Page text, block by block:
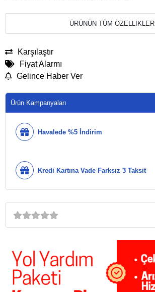
ÜRÜNÜN TÜM ÖZELLİKLERİ
Karşılaştır
Fiyat Alarmı
Gelince Haber Ver
Ürün Kampanyaları
Havalede %5 İndirim
Kredi Kartına Vade Farksız 3 Taksit